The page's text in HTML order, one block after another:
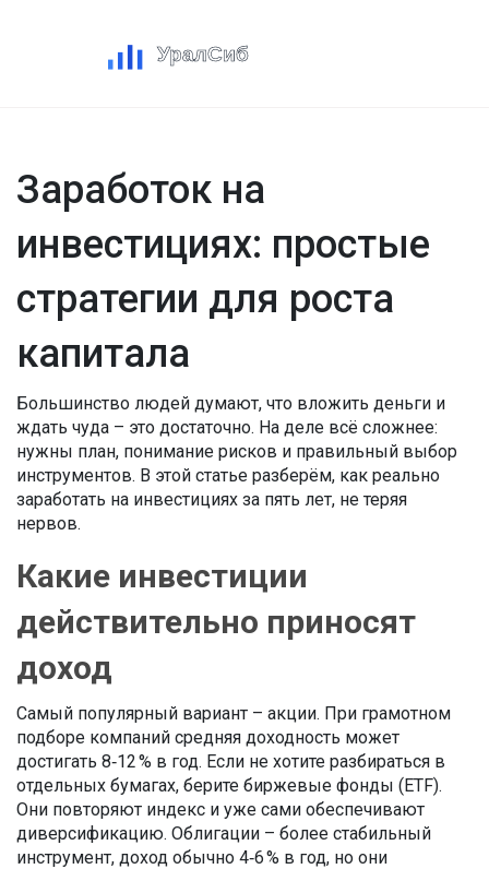
Заработок на
инвестициях: простые
стратегии для роста
капитала
Большинство людей думают, что вложить деньги и
ждать чуда – это достаточно. На деле всё сложнее:
нужны план, понимание рисков и правильный выбор
инструментов. В этой статье разберём, как реально
заработать на инвестициях за пять лет, не теряя
нервов.
Какие инвестиции
действительно приносят
доход
Самый популярный вариант – акции. При грамотном
подборе компаний средняя доходность может
достигать 8‑12 % в год. Если не хотите разбираться в
отдельных бумагах, берите биржевые фонды (ETF).
Они повторяют индекс и уже сами обеспечивают
диверсификацию. Облигации – более стабильный
инструмент, доход обычно 4‑6 % в год, но они